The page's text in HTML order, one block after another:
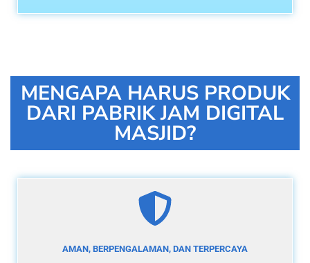
MENGAPA HARUS PRODUK
DARI PABRIK JAM DIGITAL
MASJID?
AMAN, BERPENGALAMAN, DAN TERPERCAYA